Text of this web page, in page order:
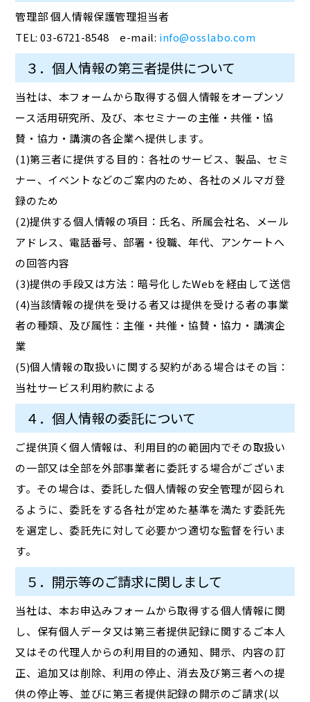
管理部 個人情報保護管理担当者
TEL: 03-6721-8548 e-mail: info@osslabo.com
３．個人情報の第三者提供について
当社は、本フォームから取得する個人情報をオープンソ
ース活用研究所、及び、本セミナーの主催・共催・協
賛・協力・講演の各企業へ提供します。
(1)第三者に提供する目的：各社のサービス、製品、セミ
ナー、イベントなどのご案内のため、各社のメルマガ登
録のため
(2)提供する個人情報の項目：氏名、所属会社名、メール
アドレス、電話番号、部署・役職、年代、アンケートへ
の回答内容
(3)提供の手段又は方法：暗号化したWebを経由して送信
(4)当該情報の提供を受ける者又は提供を受ける者の事業
者の種類、及び属性：主催・共催・協賛・協力・講演企
業
(5)個人情報の取扱いに関する契約がある場合はその旨：
当社サービス利用約款による
４．個人情報の委託について
ご提供頂く個人情報は、利用目的の範囲内でその取扱い
の一部又は全部を外部事業者に委託する場合がございま
す。その場合は、委託した個人情報の安全管理が図られ
るように、委託をする各社が定めた基準を満たす委託先
を選定し、委託先に対して必要かつ適切な監督を行いま
す。
５．開示等のご請求に関しまして
当社は、本お申込みフォームから取得する個人情報に関
し、保有個人データ又は第三者提供記録に関するご本人
又はその代理人からの利用目的の通知、開示、内容の訂
正、追加又は削除、利用の停止、消去及び第三者への提
供の停止等、並びに第三者提供記録の開示のご請求(以